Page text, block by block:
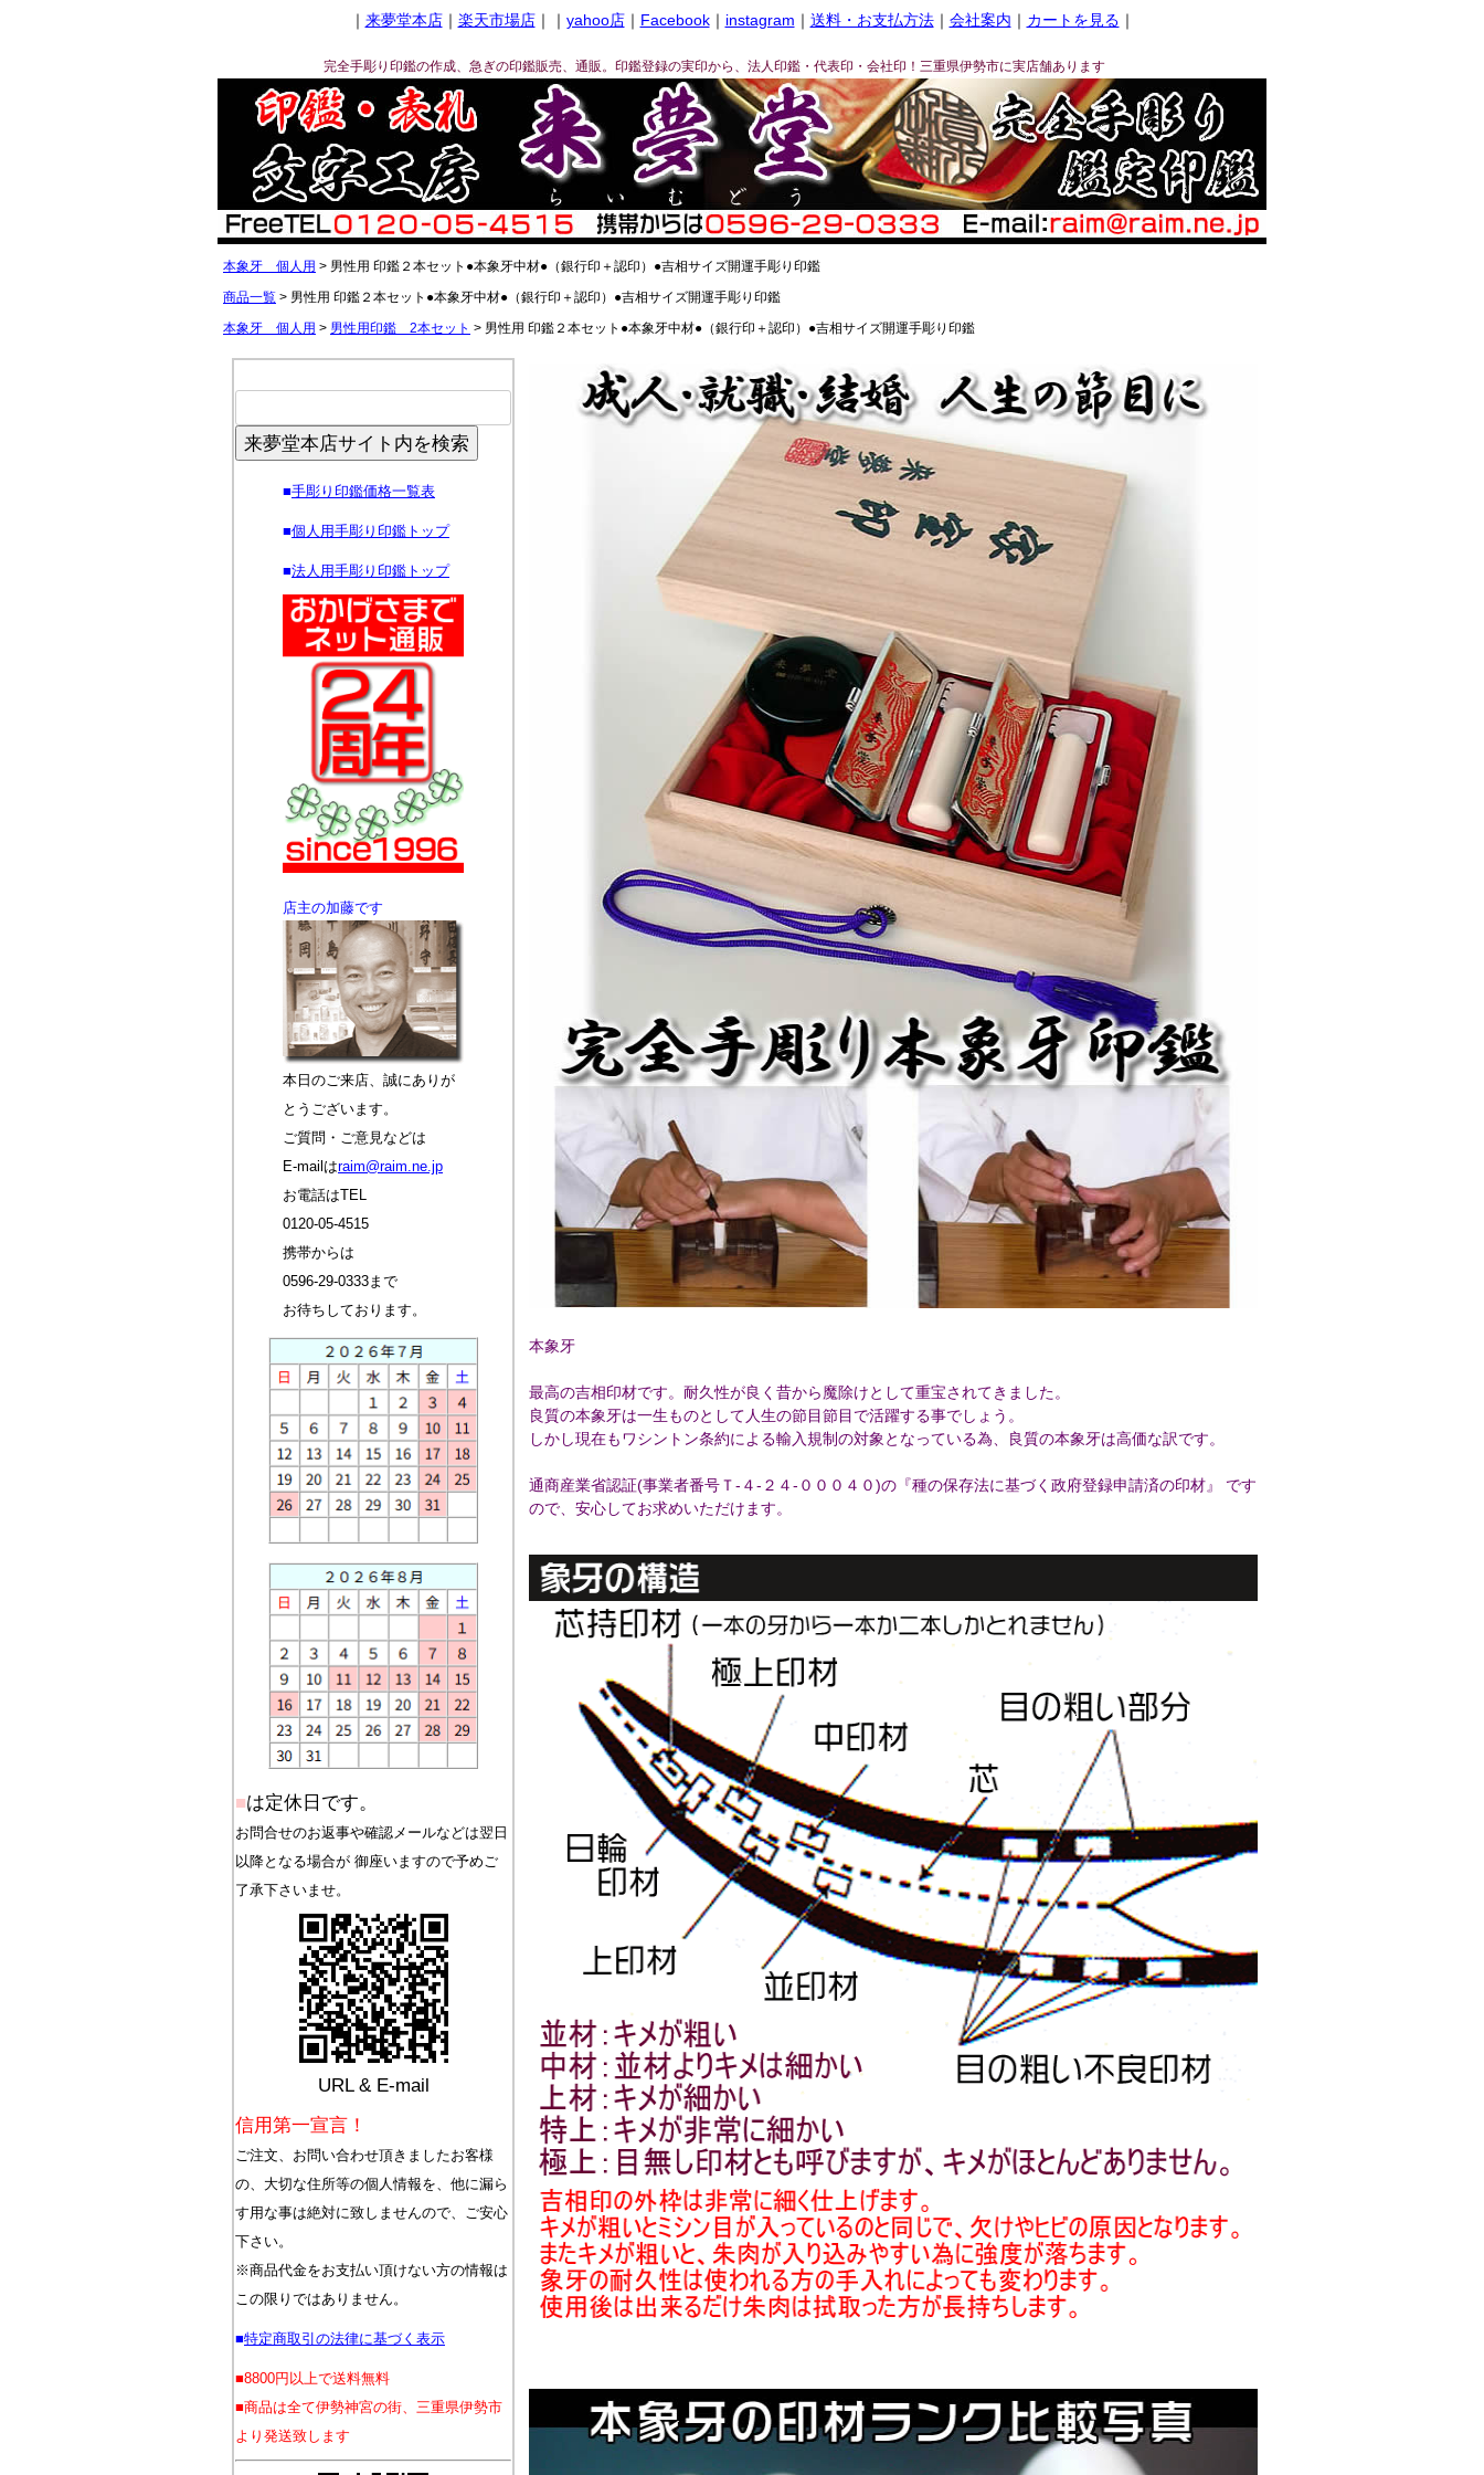
｜ 来夢堂本店｜ 楽天市場店｜｜ yahoo店｜ Facebook｜ instagram ｜ 送料・お支払方法｜ 会社案内 ｜ カートを見る ｜
完全手彫り印鑑の作成、急ぎの印鑑販売、通販。印鑑登録の実印から、法人印鑑・代表印・会社印！三重県伊勢市に実店舗あります
本象牙 個人用
男性用 印鑑２本セット●本象牙中材●（銀行印＋認印）●吉相サイズ開運手彫り印鑑
商品一覧
男性用 印鑑２本セット●本象牙中材●（銀行印＋認印）●吉相サイズ開運手彫り印鑑
本象牙 個人用
男性用印鑑 2本セット 男性用 印鑑２本セット●本象牙中材●（銀行印＋認印）●吉相サイズ開運手彫り印鑑
来夢堂本店サイト内を検索
■手彫り印鑑価格一覧表
■個人用手彫り印鑑トップ
■法人用手彫り印鑑トップ
店主の加藤です
本日のご来店、誠にありが
とうございます。
ご質問・ご意見などは
E-mailはraim@raim.ne.jp
お電話はTEL
0120-05-4515
携帯からは
0596-29-0333まで
お待ちしております。
■は定休日です。
お問合せのお返事や確認メールなどは翌日
以降となる場合が 御座いますので予めご
了承下さいませ。
URL & E-mail
信用第一宣言！
ご注文、お問い合わせ頂きましたお客様
の、大切な住所等の個人情報を、他に漏ら
す用な事は絶対に致しませんので、ご安心
下さい。
※商品代金をお支払い頂けない方の情報は
この限りではありません。
■特定商取引の法律に基づく表示
■8800円以上で送料無料
■商品は全て伊勢神宮の街、三重県伊勢市
より発送致します
本象牙
最高の吉相印材です。耐久性が良く昔から魔除けとして重宝されてきました。
良質の本象牙は一生ものとして人生の節目節目で活躍する事でしょう。
しかし現在もワシントン条約による輸入規制の対象となっている為、良質の本象牙は高価な訳です。
通商産業省認証(事業者番号Ｔ-４-２４-０００４０)の『種の保存法に基づく政府登録申請済の印材』 です
ので、安心してお求めいただけます。